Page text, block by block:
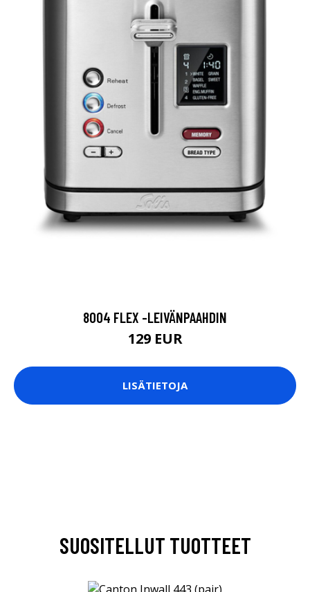
8004 FLEX -LEIVÄNPAAHDIN
129 EUR
LISÄTIETOJA
SUOSITELLUT TUOTTEET